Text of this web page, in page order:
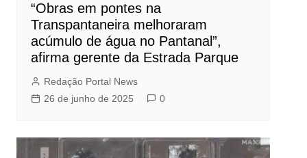
“Obras em pontes na
Transpantaneira melhoraram
acúmulo de água no Pantanal”,
afirma gerente da Estrada Parque
Redação Portal News
26 de junho de 2025
0